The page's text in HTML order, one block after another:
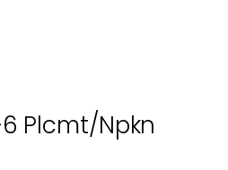
Plcmt/npkn